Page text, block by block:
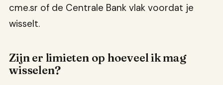
cme.sr of de Centrale Bank vlak voordat je
wisselt.
Zijn er limieten op hoeveel ik mag
wisselen?